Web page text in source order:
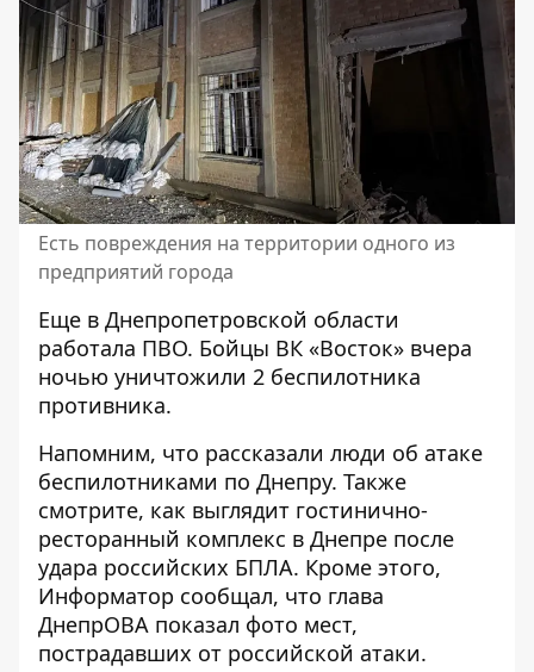
Есть повреждения на территории одного из
предприятий города
Еще в Днепропетровской области
работала ПВО. Бойцы ВК «Восток» вчера
ночью уничтожили 2 беспилотника
противника.
Напомним, что рассказали люди об атаке
беспилотниками по Днепру. Также
смотрите, как выглядит гостинично-
ресторанный комплекс в Днепре после
удара российских БПЛА. Кроме этого,
Информатор сообщал, что глава
ДнепрОВА показал фото мест,
пострадавших от российской атаки.